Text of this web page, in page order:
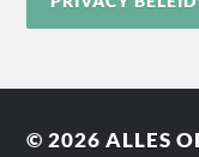
© 2026ALLES